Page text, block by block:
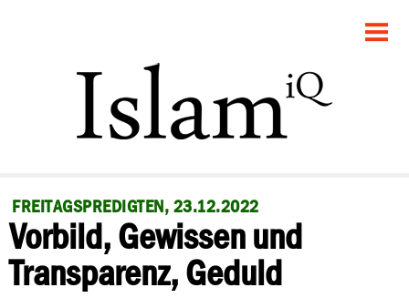
POLITIK
GESELLSCHAFT
RECHT
FEUILLETON
FREITAGSPREDIGTEN, 23.12.2022
Vorbild, Gewissen und
Transparenz, Geduld